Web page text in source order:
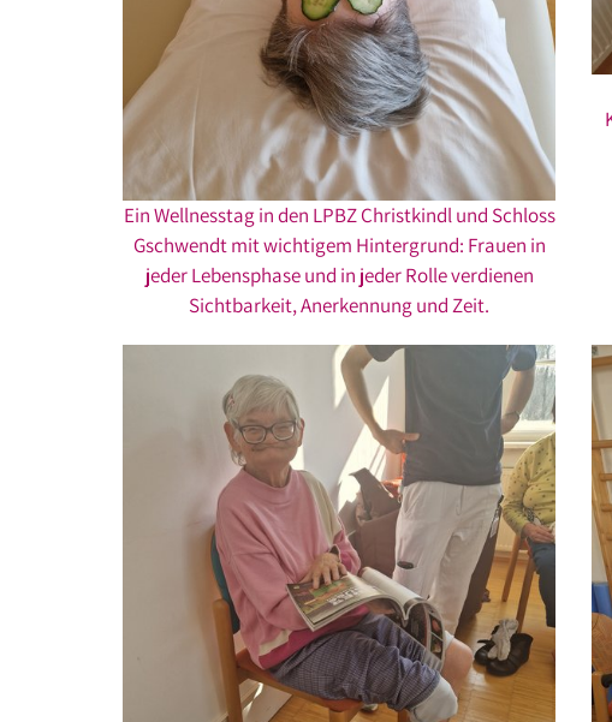
Ein Wellnesstag in den LPBZ Christkindl und Schloss
Gschwendt mit wichtigem Hintergrund: Frauen in
jeder Lebensphase und in jeder Rolle verdienen
Sichtbarkeit, Anerkennung und Zeit.